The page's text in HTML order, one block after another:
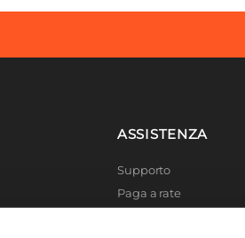
ASSISTENZA
Supporto
Paga a rate